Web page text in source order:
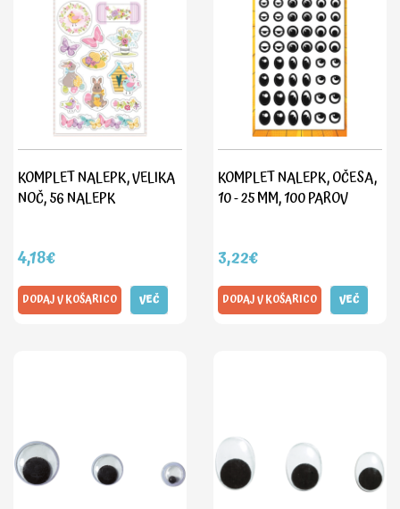
KOMPLET NALEPK, VELIKA
NOČ, 56 NALEPK
4,18€
DODAJ V KOŠARICO VEČ
KOMPLET NALEPK, OČESA,
10 - 25 MM, 100 PAROV
3,22€
DODAJ V KOŠARICO VEČ